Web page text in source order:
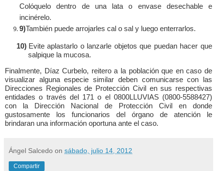
Colóquelo dentro de una lata o envase desechable e
incinérelo.
9)También puede arrojarles cal o sal y luego enterrarlos.
10) Evite aplastarlo o lanzarle objetos que puedan hacer que
salpique la mucosa.
Finalmente, Díaz Curbelo, reitero a la población que en caso de
visualizar alguna especie similar deben comunicarse con las
Direcciones Regionales de Protección Civil en sus respectivas
entidades o través del 171 o el 0800LLUVIAS (0800-5588427)
con la Dirección Nacional de Protección Civil en donde
gustosamente los funcionarios del órgano de atención le
brindaran una información oportuna ante el caso.
Ángel Salcedo on sábado, julio 14, 2012
Compartir